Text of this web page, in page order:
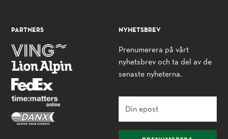
PARTNERS NYHETSBREV
Prenumerera på vårt
nyhetsbrev och ta del av de
senaste nyheterna.